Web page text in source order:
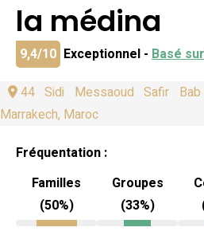
la médina
9,4/10 Exceptionnel - Basé
44 Sidi Messaoud Safir Bab
Marrakech, Maroc
Fréquentation :
Familles
(50%)
Groupes
(33%)